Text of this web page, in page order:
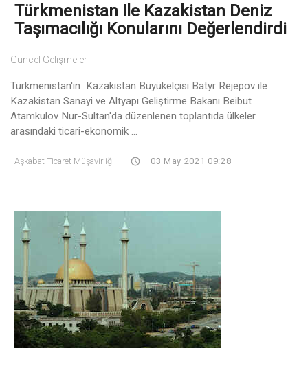
Türkmenistan Ile Kazakistan Deniz
Taşımacılığı Konularını Değerlendirdi
Güncel Gelişmeler
Türkmenistan'ın Kazakistan Büyükelçisi Batyr Rejepov ile
Kazakistan Sanayi ve Altyapı Geliştirme Bakanı Beibut
Atamkulov Nur-Sultan'da düzenlenen toplantıda ülkeler
arasındaki ticari-ekonomik ...
Aşkabat Ticaret Müşavirliği 03 May 2021 09:28